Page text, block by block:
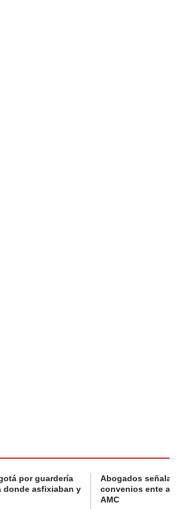
por guardería
donde asfixiaban y
Abogados
convenios ente
AMC